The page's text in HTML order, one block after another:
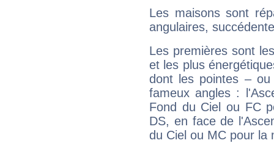
Les maisons sont
angulaires,
Les premières sont
et les plus
dont les pointes –
fameux angles :
Fond du Ciel ou FC
DS, en face de
du Ciel ou MC pour la